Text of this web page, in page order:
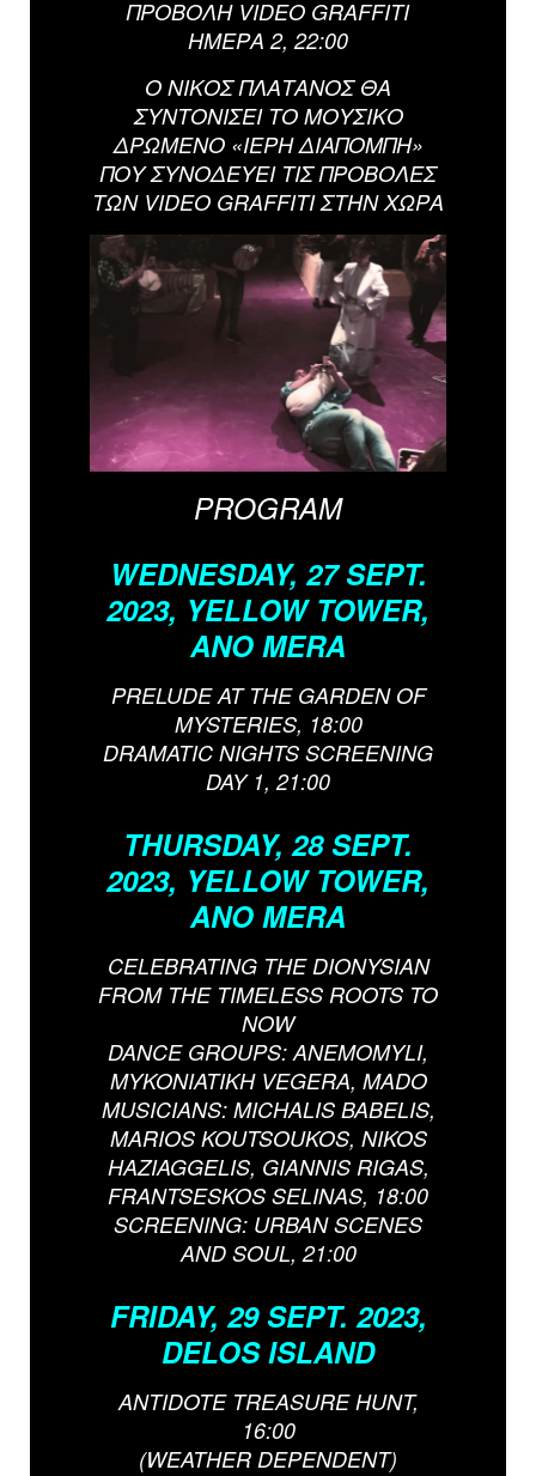
ΠΡΟΒΟΛΗ VIDEO GRAFFITI
ΗΜΕΡΑ 2, 22:00
Ο ΝΙΚΟΣ ΠΛΑΤΑΝΟΣ ΘΑ
ΣΥΝΤΟΝΙΣΕΙ ΤΟ ΜΟΥΣΙΚΟ
ΔΡΩΜΕΝΟ «ΙΕΡΗ ΔΙΑΠΟΜΠΗ»
ΠΟΥ ΣΥΝΟΔΕΥΕΙ ΤΙΣ ΠΡΟΒΟΛΕΣ
ΤΩΝ VIDEO GRAFFITI ΣΤΗΝ ΧΩΡΑ
PROGRAM
WEDNESDAY, 27 SEPT.
2023, YELLOW TOWER,
ANO MERA
PRELUDE AT THE GARDEN OF
MYSTERIES, 18:00
DRAMATIC NIGHTS SCREENING
DAY 1, 21:00
THURSDAY, 28 SEPT.
2023, YELLOW TOWER,
ANO MERA
CELEBRATING THE DIONYSIAN
FROM THE TIMELESS ROOTS TO
NOW
DANCE GROUPS: ANEMOMYLI,
MYKONIATIKH VEGERA, MADO
MUSICIANS: MICHALIS BABELIS,
MARIOS KOUTSOUKOS, NIKOS
HAZIAGGELIS, GIANNIS RIGAS,
FRANTSESKOS SELINAS, 18:00
SCREENING: URBAN SCENES
AND SOUL, 21:00
FRIDAY, 29 SEPT. 2023,
DELOS ISLAND
ANTIDOTE TREASURE HUNT,
16:00
(WEATHER DEPENDENT)